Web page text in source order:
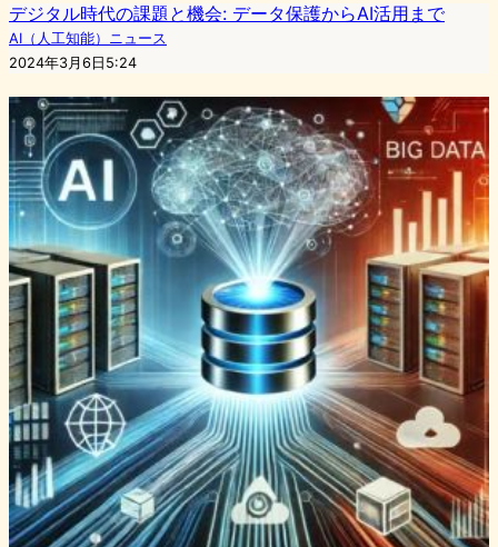
デジタル時代の課題と機会: データ保護からAI活用まで
AI（人工知能）ニュース
2024年3月6日5:24